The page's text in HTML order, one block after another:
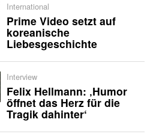
International
Prime Video setzt auf
koreanische
Liebesgeschichte
Interview
Felix Hellmann: ‚Humor
öffnet das Herz für die
Tragik dahinter‘